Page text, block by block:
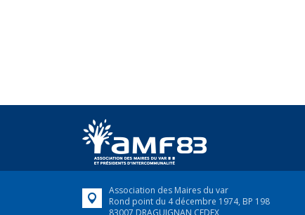
Association des Maires du var
Rond point du 4 décembre 1974, BP 198
83007 DRAGUIGNAN CEDEX